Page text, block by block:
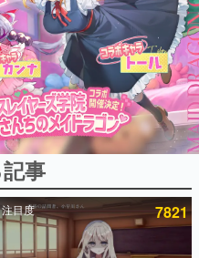
ンキング
事
注目度 7821